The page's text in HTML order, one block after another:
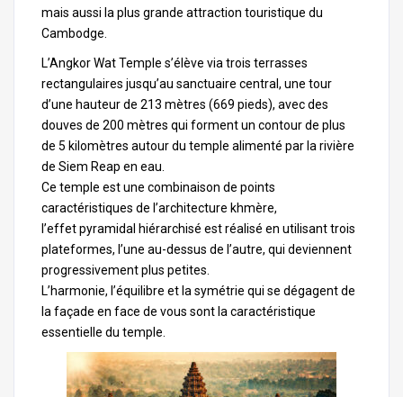
mais aussi la plus grande attraction touristique du
Cambodge.
L’Angkor Wat Temple s’élève via trois terrasses
rectangulaires jusqu’au sanctuaire central, une tour
d’une hauteur de 213 mètres (669 pieds), avec des
douves de 200 mètres qui forment un contour de plus
de 5 kilomètres autour du temple alimenté par la rivière
de Siem Reap en eau.
Ce temple est une combinaison de points
caractéristiques de l’architecture khmère,
l’effet pyramidal hiérarchisé est réalisé en utilisant trois
plateformes, l’une au-dessus de l’autre, qui deviennent
progressivement plus petites.
L’harmonie, l’équilibre et la symétrie qui se dégagent de
la façade en face de vous sont la caractéristique
essentielle du temple.